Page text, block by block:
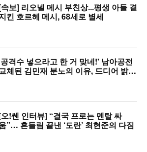
보] 리오넬 메시 부친상...평생 아들 곁
킨 호르헤 메시, 68세로 별세
격수 넣으라고 한 거 맞네!' 남아공전
체된 김민재 분노의 이유, 드디어 밝혀
!쎈 인터뷰] “결국 프로는 멘탈 싸
”… 흔들림 끝낸 ‘도란’ 최현준의 다짐